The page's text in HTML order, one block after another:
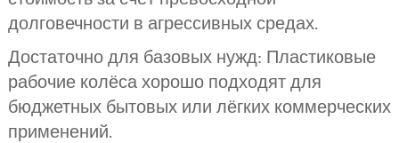
долговечности в агрессивных средах.
Достаточно для базовых нужд: Пластиковые
рабочие колёса хорошо подходят для
бюджетных бытовых или лёгких коммерческих
применений.